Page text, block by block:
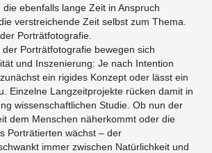
ebenfalls lange Zeit in Anspruch
verstreichende Zeit selbst zum Thema.
Porträtfotografie.
Porträtfotografie bewegen sich
und Inszenierung: Je nach Intention
ein rigides Konzept oder lässt ein
Einzelne Langzeitprojekte rücken damit in
wissenschaftlichen Studie. Ob nun der
dem Menschen näherkommt oder die
Porträtierten wächst – der
immer zwischen Natürlichkeit und